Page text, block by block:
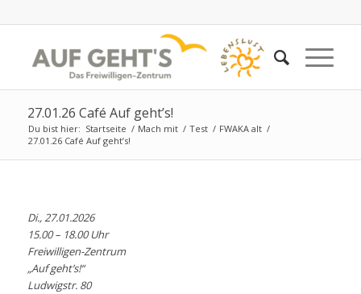
27.01.26 Café Auf geht’s!
Du bist hier: Startseite / Mach mit / Test / FWAKA alt /
27.01.26 Café Auf geht’s!
Di., 27.01.2026
15.00 – 18.00 Uhr
Freiwilligen-Zentrum
„Auf geht’s!“
Ludwigstr. 80